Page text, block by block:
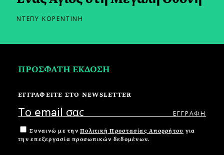
ΝΤΕΠΥ ΚΟΡΕΝΤΙΝΗ
ΠΡΟΣΦΑΤΗ ΕΚΔΟΣΗ
ΕΓΓΡΑΦΕΙΤΕ ΣΤΟ NEWSLETTER
Συναινώ με την Πολιτική Προστασίας Απορρήτου για
την επεξεργασία προσωπικών δεδομένων.